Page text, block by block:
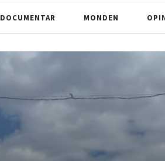
DOCUMENTAR MONDEN